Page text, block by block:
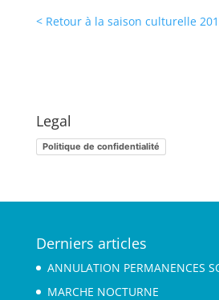
< Retour à la saison culturelle
Legal
Politique de confidentialité
Derniers articles
ANNULATION PERMANENCES
MARCHE NOCTURNE